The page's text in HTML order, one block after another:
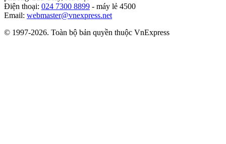
Điện thoại: 024 7300 8899 - máy lẻ 4500
Email: webmaster@vnexpress.net
© 1997-2026. Toàn bộ bản quyền thuộc VnExpress